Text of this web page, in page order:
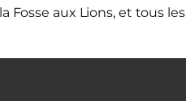
Fosse aux Lions, et tous